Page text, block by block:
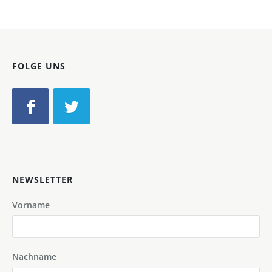
FOLGE UNS
NEWSLETTER
Vorname
Nachname